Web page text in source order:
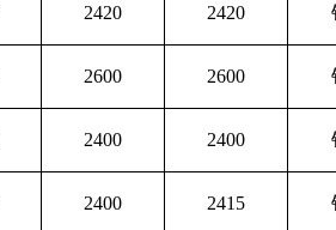
2420 2420
2600 2600
2400 2400
2400 2415